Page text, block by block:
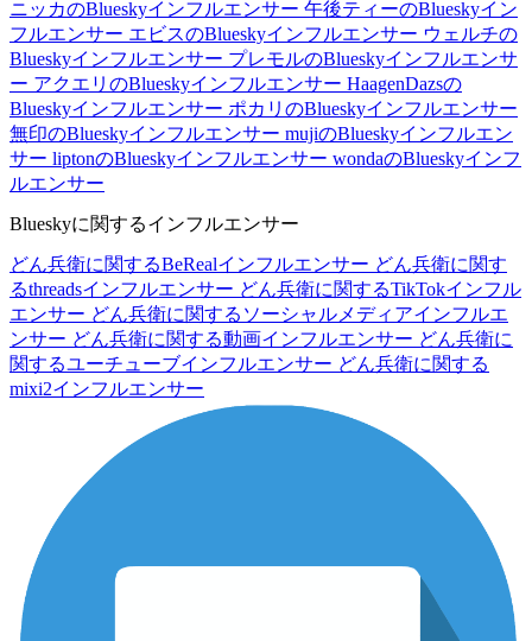
ニッカのBlueskyインフルエンサー 午後ティーのBlueskyイン
フルエンサー エビスのBlueskyインフルエンサー ウェルチの
Blueskyインフルエンサー プレモルのBlueskyインフルエンサ
ー アクエリのBlueskyインフルエンサー HaagenDazsの
Blueskyインフルエンサー ポカリのBlueskyインフルエンサー
無印のBlueskyインフルエンサー mujiのBlueskyインフルエン
サー liptonのBlueskyインフルエンサー wondaのBlueskyインフ
ルエンサー
Blueskyに関するインフルエンサー
どん兵衛に関するBeRealインフルエンサー どん兵衛に関す
るthreadsインフルエンサー どん兵衛に関するTikTokインフル
エンサー どん兵衛に関するソーシャルメディアインフルエ
ンサー どん兵衛に関する動画インフルエンサー どん兵衛に
関するユーチューブインフルエンサー どん兵衛に関する
mixi2インフルエンサー